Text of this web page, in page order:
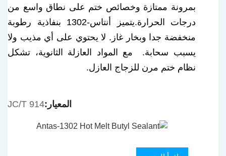
بمرونة ممتازة وخصائص ختم على نطاق واسع من
درجات الحرارة.
يتميز أنتاس-1302 بنفاذية رطوبة
منخفضة جدا وبخار غاز. لا يحتوي على أي مذيب ولا
يسبب سحابة. مع المواد العازلة الثانوية، تشكل
نظام ختم مرن للزجاج العازل.
المعيار:JC/T 914